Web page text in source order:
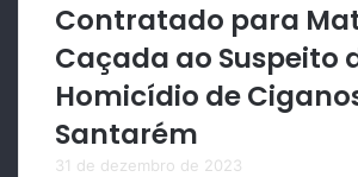
Contratado para
Caçada ao Suspeito
Homicídio de
Santarém
31 de dezembro de 2023